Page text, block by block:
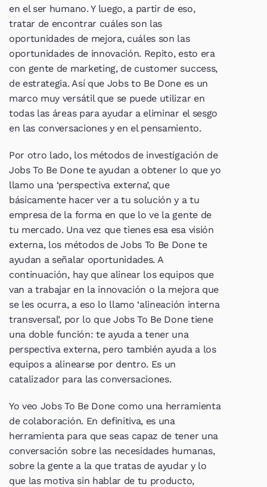
en el ser humano. Y luego, a partir de eso,
tratar de encontrar cuáles son las
oportunidades de mejora, cuáles son las
oportunidades de innovación. Repito, esto era
con gente de marketing, de customer success,
de estrategia. Así que Jobs to Be Done es un
marco muy versátil que se puede utilizar en
todas las áreas para ayudar a eliminar el sesgo
en las conversaciones y en el pensamiento.
Por otro lado, los métodos de investigación de
Jobs To Be Done te ayudan a obtener lo que yo
llamo una ‘perspectiva externa’, que
básicamente hacer ver a tu solución y a tu
empresa de la forma en que lo ve la gente de
tu mercado. Una vez que tienes esa esa visión
externa, los métodos de Jobs To Be Done te
ayudan a señalar oportunidades. A
continuación, hay que alinear los equipos que
van a trabajar en la innovación o la mejora que
se les ocurra, a eso lo llamo ‘alineación interna
transversal’, por lo que Jobs To Be Done tiene
una doble función: te ayuda a tener una
perspectiva externa, pero también ayuda a los
equipos a alinearse por dentro. Es un
catalizador para las conversaciones.
Yo veo Jobs To Be Done como una herramienta
de colaboración. En definitiva, es una
herramienta para que seas capaz de tener una
conversación sobre las necesidades humanas,
sobre la gente a la que tratas de ayudar y lo
que las motiva sin hablar de tu producto,